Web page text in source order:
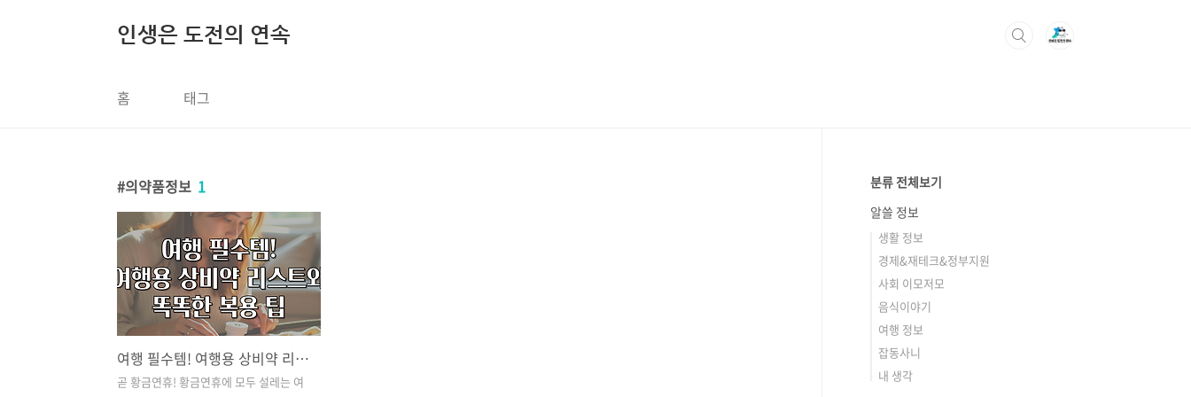
인생은 도전의 연속
홈 태그
의약품정보 1
여행 필수템! 여행용 상비약 리스트와 똑똑한 복용 팁
곧 황금연휴! 황금연휴에 모두 설레는 여
분류 전체보기
알쓸 정보
생활 정보
경제&재테크&정부지원
사회 이모저모
음식이야기
여행 정보
잡동사니
내 생각